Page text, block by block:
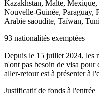
Kazakhstan, Malte,
Nouvelle-Guinée, Paraguay,
Arabie saoudite, Taïwan,
93 nationalités exemptées
Depuis le 15 juillet 2024, les
n'ont pas besoin de visa
aller-retour est à présenter à
Justificatif de fonds à l'entrée